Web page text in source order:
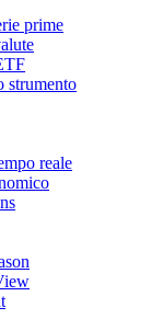
prime
strumento
reale